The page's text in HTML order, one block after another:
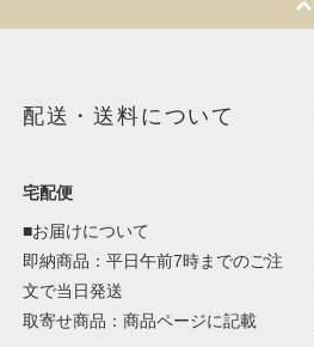
配送・送料について
宅配便
■お届けについて
即納商品：平日午前7時までのご注
文で当日発送
取寄せ商品：商品ページに記載